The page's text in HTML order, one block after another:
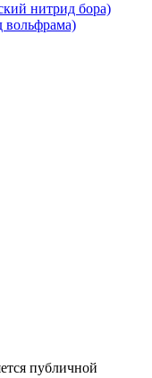
нитрид бора)
вольфрама)
публичной